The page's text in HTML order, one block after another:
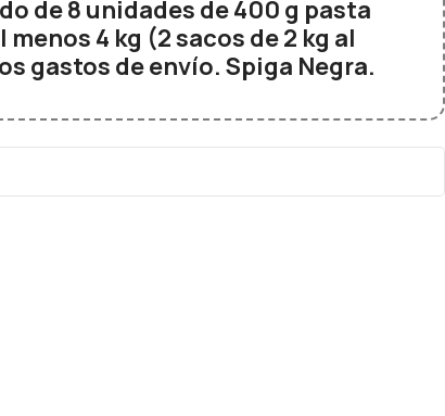
de 8 unidades de 400 g pasta
4 kg (2 sacos de 2 kg al
gastos de envío. Spiga Negra.